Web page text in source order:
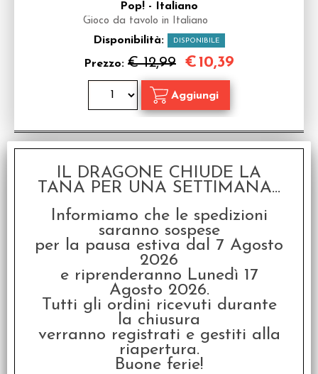
Pop! - Italiano
Gioco da tavolo in Italiano
Disponibilità: DISPONIBILE
Prezzo: € 12,99 €10,39
Ninja Master - Italiano
Gioco da tavolo in Italiano
Disponibilità: DISPONIBILE
Prezzo:€ 19,99 € 15,99
IL DRAGONE CHIUDE LA
TANA PER UNA SETTIMANA...
Informiamo che le spedizioni
saranno sospese
per la pausa estiva dal 7 Agosto
2026
e riprenderanno Lunedì 17
Agosto 2026.
Tutti gli ordini ricevuti durante
la chiusura
verranno registrati e gestiti alla
riapertura.
Buone ferie!